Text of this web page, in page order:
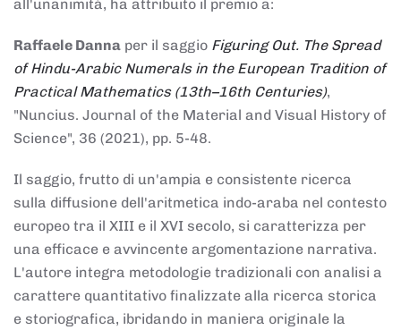
all'unanimità, ha attribuito il premio a:
Raffaele Danna per il saggio Figuring Out. The Spread
of Hindu-Arabic Numerals in the European Tradition of
Practical Mathematics (13th–16th Centuries),
"Nuncius. Journal of the Material and Visual History of
Science", 36 (2021), pp. 5-48.
Il saggio, frutto di un'ampia e consistente ricerca
sulla diffusione dell'aritmetica indo-araba nel contesto
europeo tra il XIII e il XVI secolo, si caratterizza per
una efficace e avvincente argomentazione narrativa.
L'autore integra metodologie tradizionali con analisi a
carattere quantitativo finalizzate alla ricerca storica
e storiografica, ibridando in maniera originale la